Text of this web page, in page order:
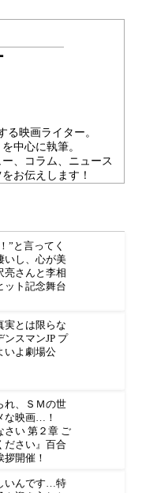
る映画ライター。
中心に執筆。
、コラム、ニュース
お伝えします！
”と言ってく
いし、心が美
亮さんと李相
ット記念舞台
実とは限らな
スマンJP プ
いよ劇場公
れ、ＳＭの世
な映画…！
さい 第２章 ご
ださい』百合
開催！
いんです…特